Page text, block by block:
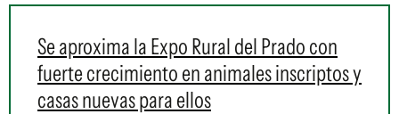
Se aproxima la Expo Rural del Prado con
fuerte crecimiento en animales inscriptos y
casas nuevas para ellos